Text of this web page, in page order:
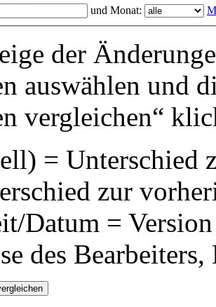
und Monat:
der
auswählen und
vergleichen“
= Unterschied
zur
Datum =
des